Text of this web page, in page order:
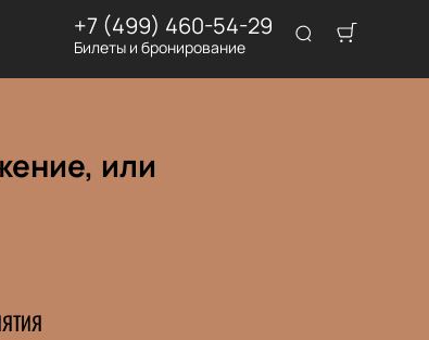
+7 (499) 460-54-29
Билеты и бронирование
или